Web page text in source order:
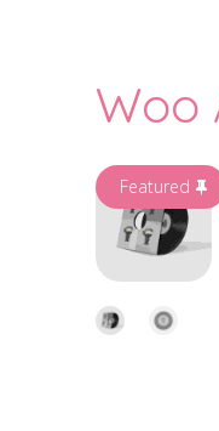
Woo
Featured